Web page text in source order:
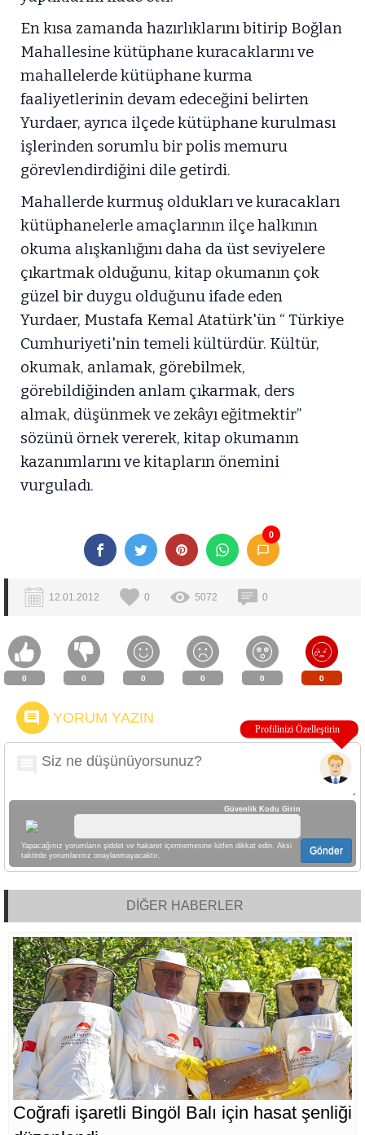
En kısa zamanda hazırlıklarını bitirip Boğlan
Mahallesine kütüphane kuracaklarını ve
mahallelerde kütüphane kurma
faaliyetlerinin devam edeceğini belirten
Yurdaer, ayrıca ilçede kütüphane kurulması
işlerinden sorumlu bir polis memuru
görevlendirdiğini dile getirdi.
Mahallerde kurmuş oldukları ve kuracakları
kütüphanelerle amaçlarının ilçe halkının
okuma alışkanlığını daha da üst seviyelere
çıkartmak olduğunu, kitap okumanın çok
güzel bir duygu olduğunu ifade eden
Yurdaer, Mustafa Kemal Atatürk'ün “ Türkiye
Cumhuriyeti'nin temeli kültürdür. Kültür,
okumak, anlamak, görebilmek,
görebildiğinden anlam çıkarmak, ders
almak, düşünmek ve zekâyı eğitmektir”
sözünü örnek vererek, kitap okumanın
kazanımlarını ve kitapların önemini
vurguladı.
0
12.01.2012 0 5072 0
0 0 0 0 0 0
YORUM YAZIN
Güvenlik Kodu Girin
Yapacağınız yorumların şiddet ve hakaret içermemesine lütfen dikkat edin. Aksi
taktirde yorumlarınız onaylanmayacaktır.
Gönder
DİĞER HABERLER
Coğrafi işaretli Bingöl Balı için hasat şenliği